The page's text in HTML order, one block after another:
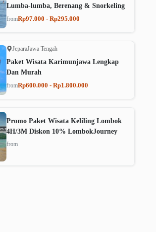
Lumba-lumba, Berenang & Snorkeling
fromRp97.000 - Rp295.000
JeparaJawa Tengah
Paket Wisata Karimunjawa Lengkap
Dan Murah
fromRp600.000 - Rp1.800.000
Promo Paket Wisata Keliling Lombok
4H/3M Diskon 10% LombokJourney
from